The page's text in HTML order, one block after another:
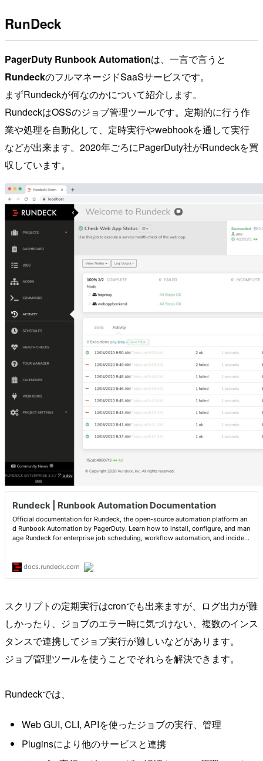
RunDeck
PagerDuty Runbook Automationは、一言で言うと
RundeckのフルマネージドSaaSサービスです。
まずRundeckが何なのかについて紹介します。
RundeckはOSSのジョブ管理ツールです。定期的に行う作
業や処理を自動化して、定時実行やwebhookを通して実行
などが出来ます。2020年ごろにPagerDuty社がRundeckを買
収しています。
スクリプトの定期実行はcronでも出来ますが、ログ出力が難
しかったり、ジョブのエラー時に気づけない、複数のインス
タンスで連携してジョブ実行が難しいなどがあります。
ジョブ管理ツールを使うことでそれらを解決できます。
Rundeckでは、
Web GUI, CLI, APIを使ったジョブの実行、管理
Pluginsにより他のサービスと連携